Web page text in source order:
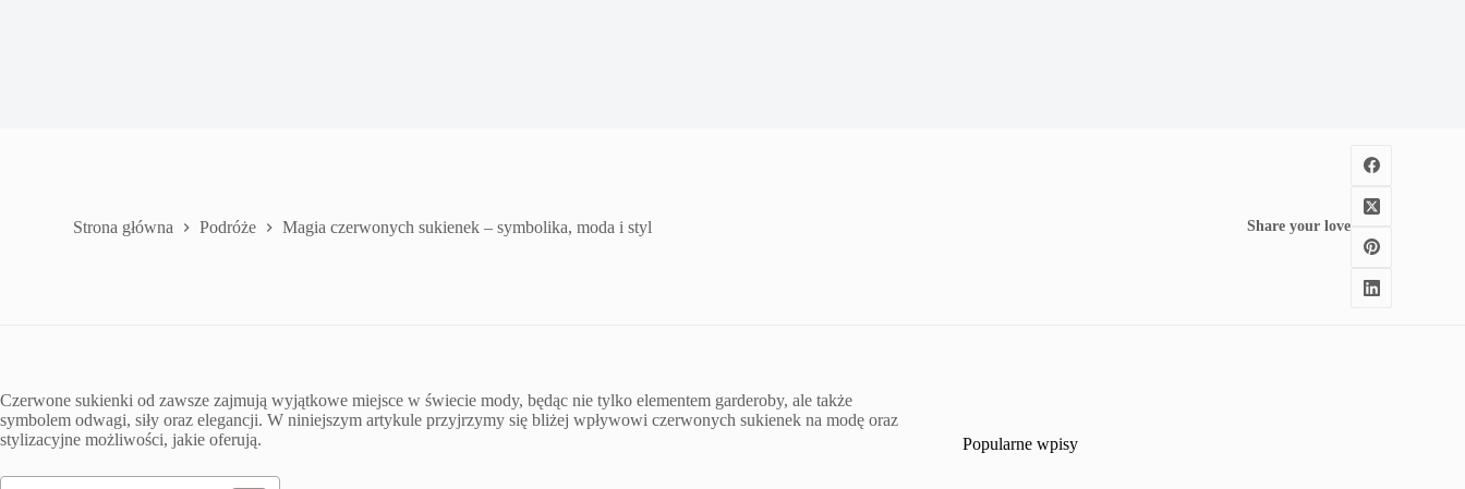
Strona główna Podróże Magia czerwonych sukienek – symbolika, moda i styl Share your love
Czerwone sukienki od zawsze zajmują wyjątkowe miejsce w świecie mody, będąc nie tylko elementem garderoby, ale także
symbolem odwagi, siły oraz elegancji. W niniejszym artykule przyjrzymy się bliżej wpływowi czerwonych sukienek na modę oraz
stylizacyjne możliwości, jakie oferują.
Popularne wpisy